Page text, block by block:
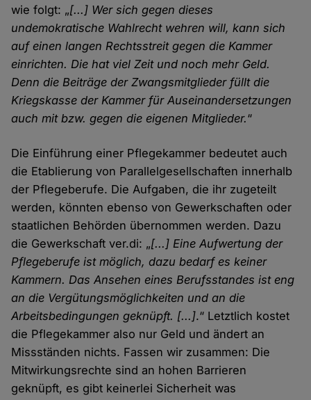
wie folgt: „[...] Wer sich gegen dieses
undemokratische Wahlrecht wehren will, kann sich
auf einen langen Rechtsstreit gegen die Kammer
einrichten. Die hat viel Zeit und noch mehr Geld.
Denn die Beiträge der Zwangsmitglieder füllt die
Kriegskasse der Kammer für Auseinandersetzungen
auch mit bzw. gegen die eigenen Mitglieder.“
Die Einführung einer Pflegekammer bedeutet auch
die Etablierung von Parallelgesellschaften innerhalb
der Pflegeberufe. Die Aufgaben, die ihr zugeteilt
werden, könnten ebenso von Gewerkschaften oder
staatlichen Behörden übernommen werden. Dazu
die Gewerkschaft ver.di: „[...] Eine Aufwertung der
Pflegeberufe ist möglich, dazu bedarf es keiner
Kammern. Das Ansehen eines Berufsstandes ist eng
an die Vergütungsmöglichkeiten und an die
Arbeitsbedingungen geknüpft. [...].“ Letztlich kostet
die Pflegekammer also nur Geld und ändert an
Missständen nichts. Fassen wir zusammen: Die
Mitwirkungsrechte sind an hohen Barrieren
geknüpft, es gibt keinerlei Sicherheit was